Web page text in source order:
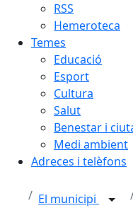
RSS
Hemeroteca
Temes
Educació
Esport
Cultura
Salut
Benestar i
Medi ambient
Adreces i telèfons
El municipi